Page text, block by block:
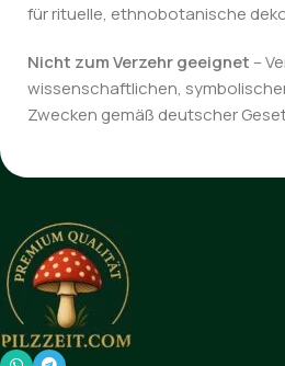
für rituelle, ethnobotanische
Nicht zum Verzehr geeignet –
wissenschaftlichen,
Zwecken gemäß deutscher